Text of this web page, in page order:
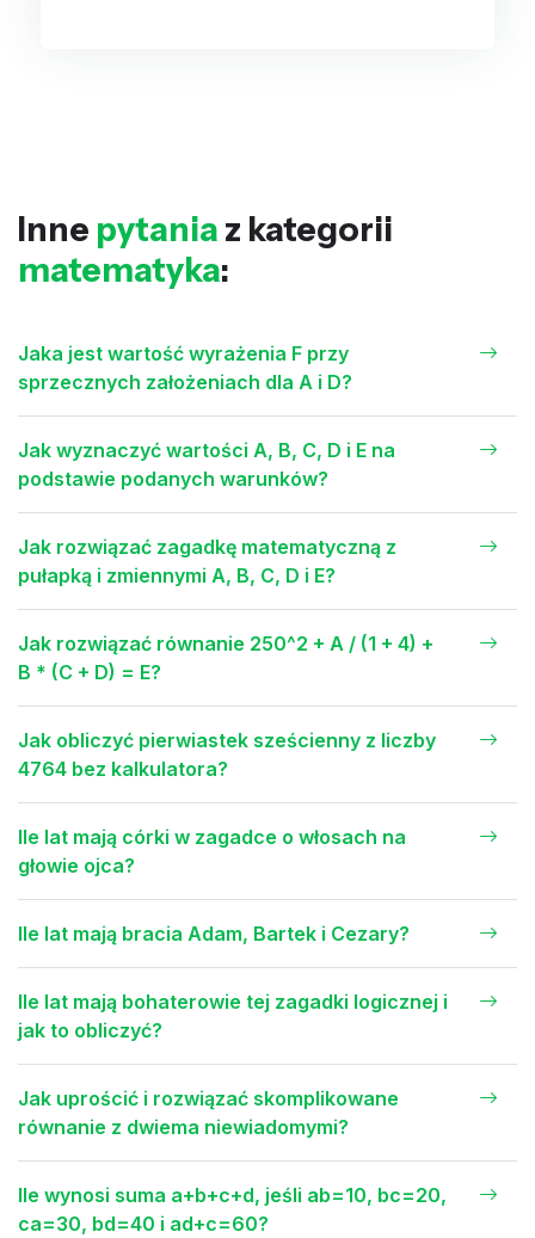
Inne pytania z kategorii
matematyka:
Jaka jest wartość wyrażenia F przy
sprzecznych założeniach dla A i D?
Jak wyznaczyć wartości A, B, C, D i E na
podstawie podanych warunków?
Jak rozwiązać zagadkę matematyczną z
pułapką i zmiennymi A, B, C, D i E?
Jak rozwiązać równanie 250^2 + A / (1 + 4) +
B * (C + D) = E?
Jak obliczyć pierwiastek sześcienny z liczby
4764 bez kalkulatora?
Ile lat mają córki w zagadce o włosach na
głowie ojca?
Ile lat mają bracia Adam, Bartek i Cezary?
Ile lat mają bohaterowie tej zagadki logicznej i
jak to obliczyć?
Jak uprościć i rozwiązać skomplikowane
równanie z dwiema niewiadomymi?
Ile wynosi suma a+b+c+d, jeśli ab=10, bc=20,
ca=30, bd=40 i ad+c=60?